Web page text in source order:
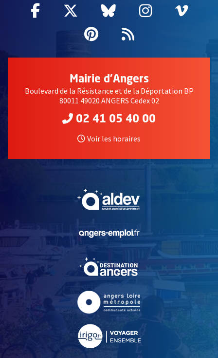
Facebook
, Ouvre une nouvelle fenêtre
Twitter
, Ouvre une nouvelle
Bluesky
, Ouvre une
Instagram
, Ouvre
,
Pinterest
, Ouvre une
Flux RSS
Mairie d'Angers
Boulevard de la Résistance et de la Déportation BP
80011 49020 ANGERS Cedex 02
02 41 05 40 00
Voir les horaires
, Ouvre une nouvelle
, Ouvre une nouvelle